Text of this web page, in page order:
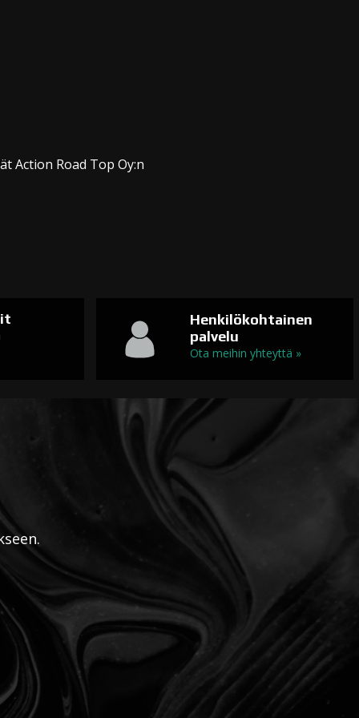
Action Road Top Oy:n
Henkilökohtainen
palvelu
Ota meihin yhteyttä »